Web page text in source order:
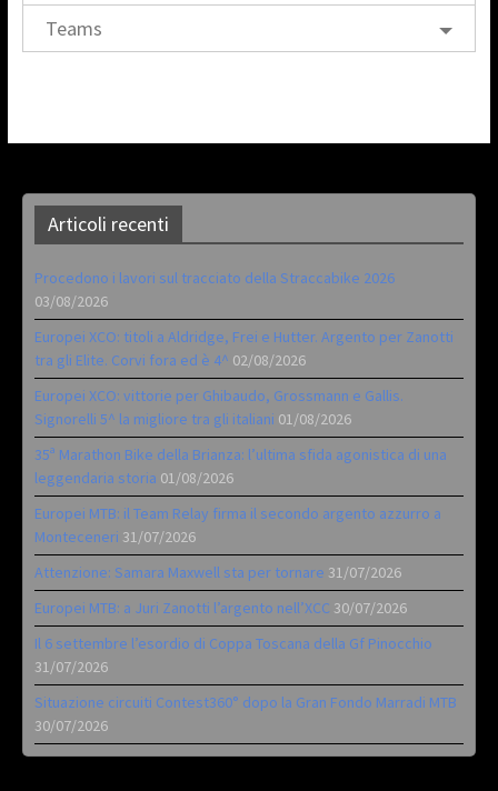
Teams
Articoli recenti
Procedono i lavori sul tracciato della Straccabike 2026
03/08/2026
Europei XCO: titoli a Aldridge, Frei e Hutter. Argento per Zanotti
tra gli Elite. Corvi fora ed è 4^ 02/08/2026
Europei XCO: vittorie per Ghibaudo, Grossmann e Gallis.
Signorelli 5^ la migliore tra gli italiani 01/08/2026
35ª Marathon Bike della Brianza: l’ultima sfida agonistica di una
leggendaria storia 01/08/2026
Europei MTB: il Team Relay firma il secondo argento azzurro a
Monteceneri 31/07/2026
Attenzione: Samara Maxwell sta per tornare 31/07/2026
Europei MTB: a Juri Zanotti l’argento nell’XCC 30/07/2026
Il 6 settembre l’esordio di Coppa Toscana della Gf Pinocchio
31/07/2026
Situazione circuiti Contest360° dopo la Gran Fondo Marradi MTB
30/07/2026